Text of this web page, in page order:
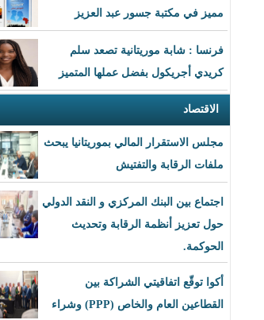
مميز في مكتبة جسور عبد العزيز
فرنسا : شابة موريتانية تصعد سلم
كريدي أجريكول بفضل عملها المتميز
الاقتصاد
مجلس الاستقرار المالي بموريتانيا يبحث
ملفات الرقابة والتفتيش
اجتماع بين البنك المركزي و النقد الدولي
حول تعزيز أنظمة الرقابة وتحديث
الحوكمة.
أكوا توقّع اتفاقيتي الشراكة بين
القطاعين العام والخاص (PPP) وشراء